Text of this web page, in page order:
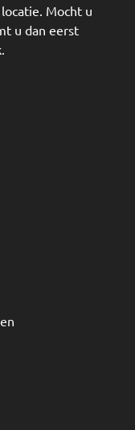
Mocht u
u dan eerst